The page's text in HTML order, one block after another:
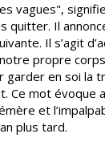
vagues",
quitter. Il
Il s’agit
propre
en soi la
mot évoque
et
plus tard.